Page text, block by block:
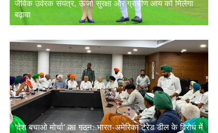
जैविक उर्वरक संयंत्र, ऊर्जा सुरक्षा और ग्रामीण आय को मिलेगा
बढ़ावा
‘देश बचाओ मोर्चा’ का गठन: भारत-अमेरिका ट्रेड डील के विरोध में